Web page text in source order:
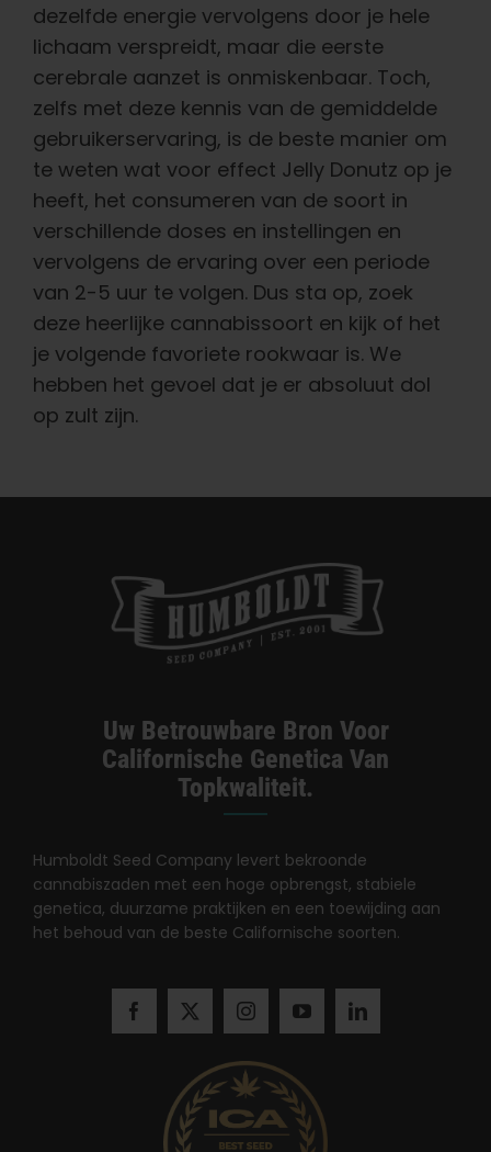
dezelfde energie vervolgens door je hele
lichaam verspreidt, maar die eerste
cerebrale aanzet is onmiskenbaar. Toch,
zelfs met deze kennis van de gemiddelde
gebruikerservaring, is de beste manier om
te weten wat voor effect Jelly Donutz op je
heeft, het consumeren van de soort in
verschillende doses en instellingen en
vervolgens de ervaring over een periode
van 2-5 uur te volgen. Dus sta op, zoek
deze heerlijke cannabissoort en kijk of het
je volgende favoriete rookwaar is. We
hebben het gevoel dat je er absoluut dol
op zult zijn.
Uw Betrouwbare Bron Voor
Californische Genetica Van
Topkwaliteit.
Humboldt Seed Company levert bekroonde
cannabiszaden met een hoge opbrengst, stabiele
genetica, duurzame praktijken en een toewijding aan
het behoud van de beste Californische soorten.